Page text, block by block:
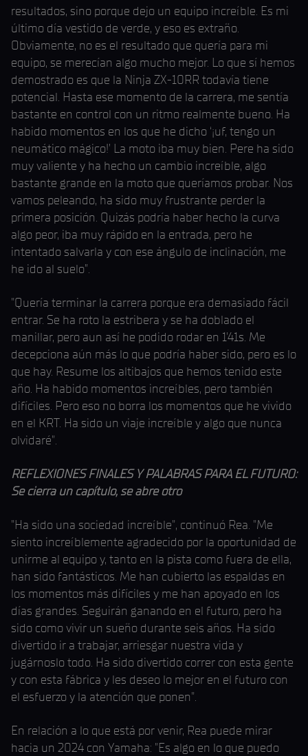
resultados, sino porque dejo un equipo increíble. Es mi
último día vestido de verde, y eso es extraño.
Obviamente, no es el resultado que quería para mi
equipo, se merecían algo mucho mejor. Lo que sí hemos
demostrado es que la Ninja ZX-10RR todavía tiene
potencial. Hasta ese momento de la carrera, me sentía
bastante en control con un ritmo realmente bueno. Ha
habido momentos en los que he dicho ‘¡uf, tengo un
neumático mágico!’ La moto iba muy bien. Pere ha sido
muy valiente y ha hecho un cambio increíble, algo
bastante grande en la moto que queríamos probar. Nos
vamos peleando, ha sido muy frustrante perder la
primera posición. Quizás podría haber hecho la curva
algo peor, iba muy rápido en la entrada, pero he
intentado salvarla y con ese ángulo de inclinación, me
he ido al suelo”.
"Quería terminar la carrera porque era demasiado fácil
entrar. Se ha roto la estribera y se ha doblado el
manillar, pero aun así he podido rodar en 1'41s. Me
decepciona aún más lo que podría haber sido, pero es lo
que hay. Resume los altibajos que hemos tenido este
año. Ha habido momentos increíbles, pero también
difíciles. Pero eso no borra los momentos que he vivido
en el KRT. Ha sido un viaje increíble y algo que nunca
olvidaré".
REFLEXIONES FINALES Y PALABRAS PARA EL FUTURO:
Se cierra un capítulo, se abre otro
"Ha sido una sociedad increíble", continuó Rea. "Me
siento increíblemente agradecido por la oportunidad de
unirme al equipo y, tanto en la pista como fuera de ella,
han sido fantásticos. Me han cubierto las espaldas en
los momentos más difíciles y me han apoyado en los
días grandes. Seguirán ganando en el futuro, pero ha
sido como vivir un sueño durante seis años. Ha sido
divertido ir a trabajar, arriesgar nuestra vida y
jugárnoslo todo. Ha sido divertido correr con esta gente
y con esta fábrica y les deseo lo mejor en el futuro con
el esfuerzo y la atención que ponen".
En relación a lo que está por venir, Rea puede mirar
hacia un 2024 con Yamaha: "Es algo en lo que puedo